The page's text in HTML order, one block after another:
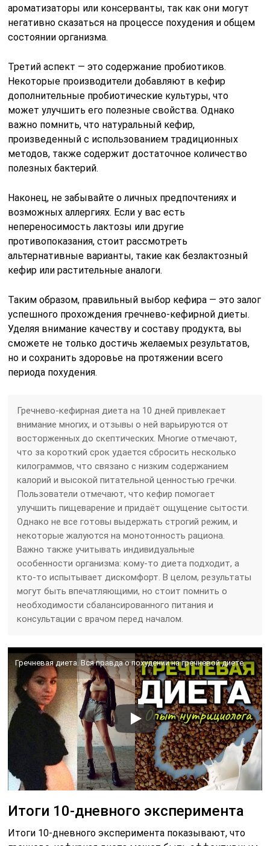
ароматизаторы или консерванты, так как они могут
негативно сказаться на процессе похудения и общем
состоянии организма.
Третий аспект — это содержание пробиотиков.
Некоторые производители добавляют в кефир
дополнительные пробиотические культуры, что
может улучшить его полезные свойства. Однако
важно помнить, что натуральный кефир,
произведенный с использованием традиционных
методов, также содержит достаточное количество
полезных бактерий.
Наконец, не забывайте о личных предпочтениях и
возможных аллергиях. Если у вас есть
непереносимость лактозы или другие
противопоказания, стоит рассмотреть
альтернативные варианты, такие как безлактозный
кефир или растительные аналоги.
Таким образом, правильный выбор кефира — это залог
успешного прохождения гречнево-кефирной диеты.
Уделяя внимание качеству и составу продукта, вы
сможете не только достичь желаемых результатов,
но и сохранить здоровье на протяжении всего
периода похудения.
Гречнево-кефирная диета на 10 дней привлекает
внимание многих, и отзывы о ней варьируются от
восторженных до скептических. Многие отмечают,
что за короткий срок удается сбросить несколько
килограммов, что связано с низким содержанием
калорий и высокой питательной ценностью гречки.
Пользователи отмечают, что кефир помогает
улучшить пищеварение и придаёт ощущение сытости.
Однако не все готовы выдержать строгий режим, и
некоторые жалуются на монотонность рациона.
Важно также учитывать индивидуальные
особенности организма: кому-то диета подходит, а
кто-то испытывает дискомфорт. В целом, результаты
могут быть впечатляющими, но стоит помнить о
необходимости сбалансированного питания и
консультации с врачом перед началом.
Гречневая диета. Вся правда о похудении на гречневой диете.
Итоги 10-дневного эксперимента
Итоги 10-дневного эксперимента показывают, что